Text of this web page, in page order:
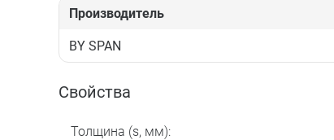
Производитель
BY SPAN
Свойства
Толщина (s, мм):